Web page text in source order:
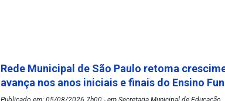
Rede Municipal de São Paulo retoma
avança nos anos iniciais e finais do Ensino